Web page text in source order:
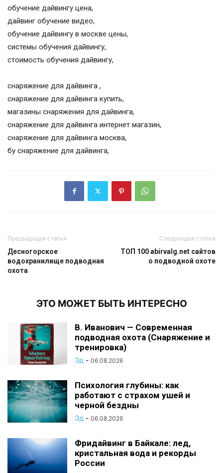
обучение дайвингу цена,
дайвинг обучение видео,
обучение дайвингу в москве цены,
системы обучения дайвингу,
стоимость обучения дайвингу,
снаряжение для дайвинга ,
снаряжение для дайвинга купить,
магазины снаряжения для дайвинга,
снаряжение для дайвинга интернет магазин,
снаряжение для дайвинга москва,
бу снаряжение для дайвинга,
Предыдущая статья
Десногорское
водохранилище подводная
охота
Следующая статья
ТОП 100 abirvalg.net сайтов
о подводной охоте
ЭТО МОЖЕТ БЫТЬ ИНТЕРЕСНО
В. Иванович — Современная
подводная охота (Снаряжение и
тренировка)
Эд - 06.08.2026
Психология глубины: как
работают с страхом ушей и
черной бездны
Эд - 06.08.2026
Фридайвинг в Байкале: лед,
кристальная вода и рекорды
России